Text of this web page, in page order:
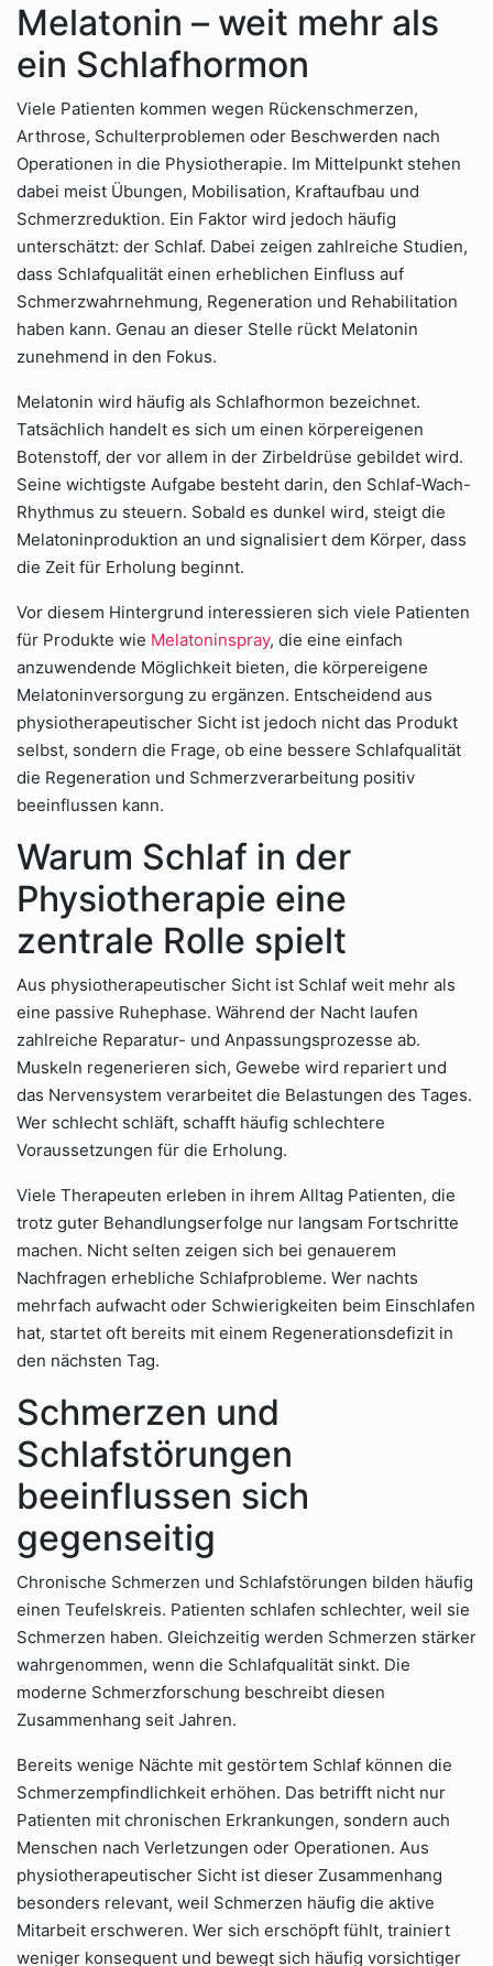
Melatonin – weit mehr als
ein Schlafhormon
Viele Patienten kommen wegen Rückenschmerzen,
Arthrose, Schulterproblemen oder Beschwerden nach
Operationen in die Physiotherapie. Im Mittelpunkt stehen
dabei meist Übungen, Mobilisation, Kraftaufbau und
Schmerzreduktion. Ein Faktor wird jedoch häufig
unterschätzt: der Schlaf. Dabei zeigen zahlreiche Studien,
dass Schlafqualität einen erheblichen Einfluss auf
Schmerzwahrnehmung, Regeneration und Rehabilitation
haben kann. Genau an dieser Stelle rückt Melatonin
zunehmend in den Fokus.
Melatonin wird häufig als Schlafhormon bezeichnet.
Tatsächlich handelt es sich um einen körpereigenen
Botenstoff, der vor allem in der Zirbeldrüse gebildet wird.
Seine wichtigste Aufgabe besteht darin, den Schlaf-Wach-
Rhythmus zu steuern. Sobald es dunkel wird, steigt die
Melatoninproduktion an und signalisiert dem Körper, dass
die Zeit für Erholung beginnt.
Vor diesem Hintergrund interessieren sich viele Patienten
für Produkte wie Melatoninspray, die eine einfach
anzuwendende Möglichkeit bieten, die körpereigene
Melatoninversorgung zu ergänzen. Entscheidend aus
physiotherapeutischer Sicht ist jedoch nicht das Produkt
selbst, sondern die Frage, ob eine bessere Schlafqualität
die Regeneration und Schmerzverarbeitung positiv
beeinflussen kann.
Warum Schlaf in der
Physiotherapie eine
zentrale Rolle spielt
Aus physiotherapeutischer Sicht ist Schlaf weit mehr als
eine passive Ruhephase. Während der Nacht laufen
zahlreiche Reparatur- und Anpassungsprozesse ab.
Muskeln regenerieren sich, Gewebe wird repariert und
das Nervensystem verarbeitet die Belastungen des Tages.
Wer schlecht schläft, schafft häufig schlechtere
Voraussetzungen für die Erholung.
Viele Therapeuten erleben in ihrem Alltag Patienten, die
trotz guter Behandlungserfolge nur langsam Fortschritte
machen. Nicht selten zeigen sich bei genauerem
Nachfragen erhebliche Schlafprobleme. Wer nachts
mehrfach aufwacht oder Schwierigkeiten beim Einschlafen
hat, startet oft bereits mit einem Regenerationsdefizit in
den nächsten Tag.
Schmerzen und
Schlafstörungen
beeinflussen sich
gegenseitig
Chronische Schmerzen und Schlafstörungen bilden häufig
einen Teufelskreis. Patienten schlafen schlechter, weil sie
Schmerzen haben. Gleichzeitig werden Schmerzen stärker
wahrgenommen, wenn die Schlafqualität sinkt. Die
moderne Schmerzforschung beschreibt diesen
Zusammenhang seit Jahren.
Bereits wenige Nächte mit gestörtem Schlaf können die
Schmerzempfindlichkeit erhöhen. Das betrifft nicht nur
Patienten mit chronischen Erkrankungen, sondern auch
Menschen nach Verletzungen oder Operationen. Aus
physiotherapeutischer Sicht ist dieser Zusammenhang
besonders relevant, weil Schmerzen häufig die aktive
Mitarbeit erschweren. Wer sich erschöpft fühlt, trainiert
weniger konsequent und bewegt sich häufig vorsichtiger